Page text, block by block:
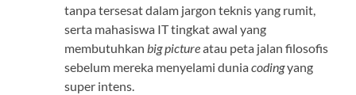
tanpa tersesat dalam jargon teknis yang rumit,
serta mahasiswa IT tingkat awal yang
membutuhkanbig pictureatau peta jalan filosofis
sebelum mereka menyelami duniacodingyang
super intens.